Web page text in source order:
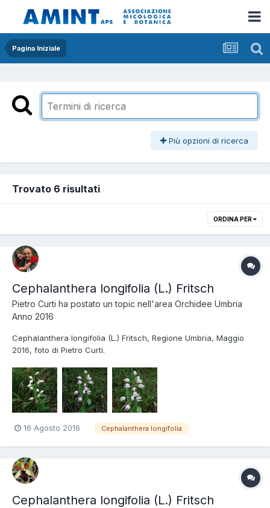
Pagina Iniziale
Più opzioni di ricerca
Trovato 6 risultati
ORDINA PER
Cephalanthera longifolia (L.) Fritsch
Pietro Curti ha postato un topic nell'area Orchidee Umbria
Anno 2016
Cephalanthera longifolia (L.) Fritsch, Regione Umbria, Maggio
2016, foto di Pietro Curti.
16 Agosto 2016 Cephalanthera longifolia
Cephalanthera longifolia (L.) Fritsch